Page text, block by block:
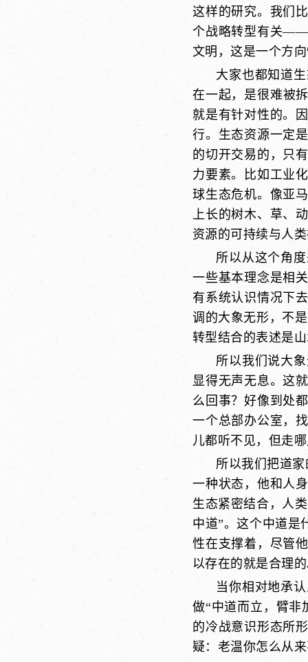
这样的研究。我们
个战略转型有关——
文明，这是一个方
大家也都知道
在一起，是很难被
就是有针对性的。
行。生态资源一定
的切开交易的，只
力要素。比如工业
球生态危机。像亚
上长的树木、草、
资源的可持续与人
所以从这个角
一些基本理念是相
有系统认识情况下
调的大象无形，不
转型结合的表述是
所以我们说大
显得无声无息。这
么回事？好像到处
一个总部办公室，
儿都听不见，但走
所以我们把道
一种状态，他和人
生态紧密结合，人
中道”。这个中道
性在支撑着，尽管
以存在的就是合理
当你相对地承
做“中道而立，臂非
的冷战意识形态所
疑：老温你怎么从